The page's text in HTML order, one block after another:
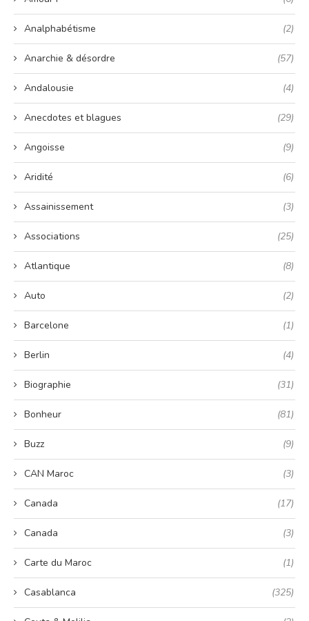
Analphabétisme (2)
Anarchie & désordre (57)
Andalousie (4)
Anecdotes et blagues (29)
Angoisse (9)
Aridité (6)
Assainissement (3)
Associations (25)
Atlantique (8)
Auto (2)
Barcelone (1)
Berlin (4)
Biographie (31)
Bonheur (81)
Buzz (9)
CAN Maroc (3)
Canada (17)
Canada (3)
Carte du Maroc (1)
Casablanca (325)